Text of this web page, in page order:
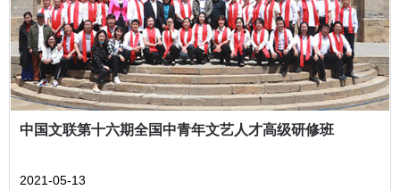
中国文联第十六期全国中青年文艺人才高级研修班
2021-05-13